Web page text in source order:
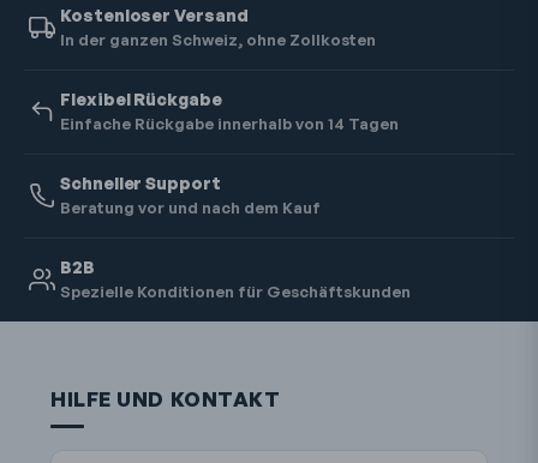
Kostenloser Versand
In der ganzen Schweiz, ohne Zollkosten
Flexibel Rückgabe
Einfache Rückgabe innerhalb von 14 Tagen
Schneller Support
Beratung vor und nach dem Kauf
B2B
Spezielle Konditionen für Geschäftskunden
HILFE UND KONTAKT